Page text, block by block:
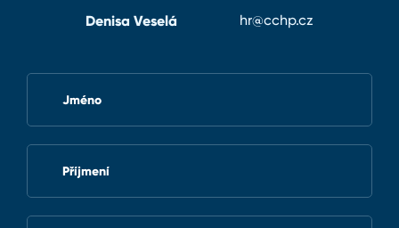
Denisa Veselá hr@cchp.cz
Jméno
Příjmení